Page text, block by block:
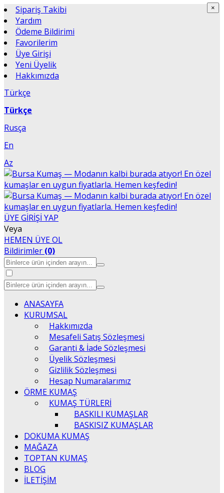
Sipariş Takibi
Yardım
Ödeme Bildirimi
Favorilerim
Üye Girişi
Yeni Üyelik
Hakkımızda
Türkçe
Türkçe
Rusça
En
Az
ÜYE GİRİŞİ YAP
Veya
HEMEN ÜYE OL
Bildirimler (0)
ANASAYFA
KURUMSAL
Hakkımızda
Mesafeli Satış Sözleşmesi
Garanti & İade Sözleşmesi
Üyelik Sözleşmesi
Gizlilik Sözleşmesi
Hesap Numaralarımız
ÖRME KUMAŞ
KUMAŞ TÜRLERİ
BASKILI KUMAŞLAR
BASKISIZ KUMAŞLAR
DOKUMA KUMAŞ
MAĞAZA
TOPTAN KUMAŞ
BLOG
İLETİŞİM
×
×